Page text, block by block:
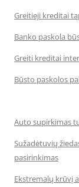
Greitieji kreditai
Banko paskola
Greiti kreditai
Būsto paskolos
Auto supirkimas
Sužadėtuvių
pasirinkimas
Ekstremalų krūvį